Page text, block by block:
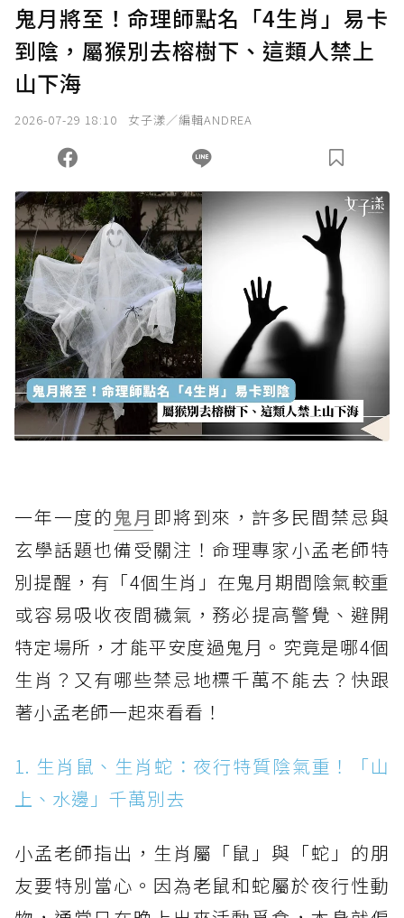
鬼月將至！命理師點名「4生肖」易卡
到陰，屬猴別去榕樹下、這類人禁上
山下海
2026-07-29 18:10 女子漾／編輯ANDREA
一年一度的鬼月 即將到來，許多民間禁忌與
玄學話題也備受關注！命理專家小孟老師特
別提醒，有「4個生肖」在鬼月期間陰氣較重
或容易吸收夜間穢氣，務必提高警覺、避開
特定場所，才能平安度過鬼月。究竟是哪4個
生肖？又有哪些禁忌地標千萬不能去？快跟
著小孟老師一起來看看！
1. 生肖鼠、生肖蛇：夜行特質陰氣重！「山
上、水邊」千萬別去
小孟老師指出，生肖屬「鼠」與「蛇」的朋
友要特別當心。因為老鼠和蛇屬於夜行性動